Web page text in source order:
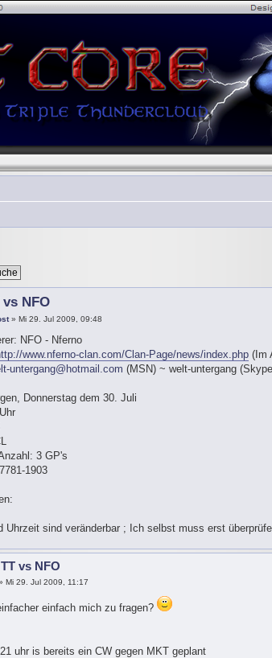
vs NFO
» Mi 29. Jul 2009, 09:48
NFO - Nferno
www.nferno-clan.com/Clan-Page/news/index.php (Im
untergang@hotmail.com (MSN) ~ welt-untergang
Donnerstag dem 30. Juli
3 GP's
1903
Uhrzeit sind veränderbar ; Ich selbst muss erst
vs NFO
Mi 29. Jul 2009, 11:17
einfach mich zu fragen?
uhr is bereits ein CW gegen MKT geplant